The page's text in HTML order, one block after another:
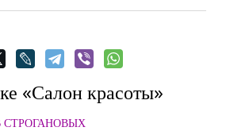
«Салон красоты»
СТРОГАНОВЫХ